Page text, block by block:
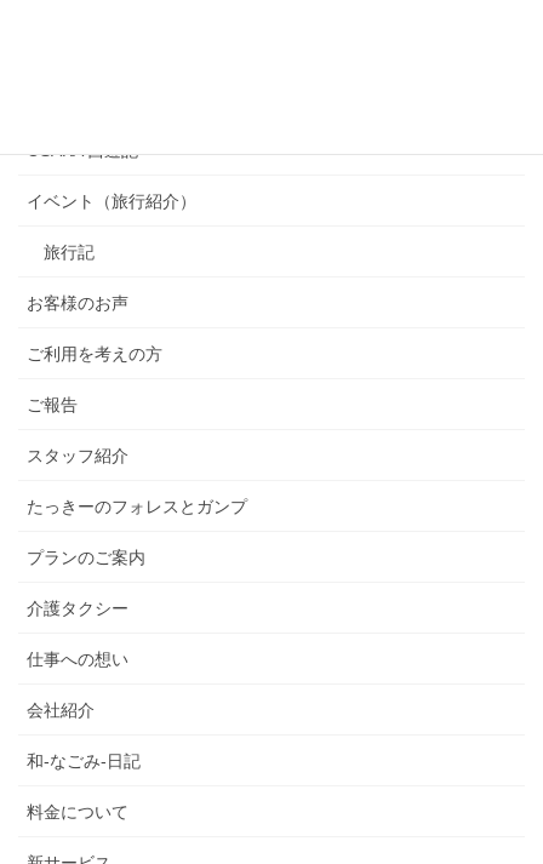
OSAKA 西遊記
イベント（旅行紹介）
旅行記
お客様のお声
ご利用を考えの方
ご報告
スタッフ紹介
たっきーのフォレスとガンプ
プランのご案内
介護タクシー
仕事への想い
会社紹介
和-なごみ-日記
料金について